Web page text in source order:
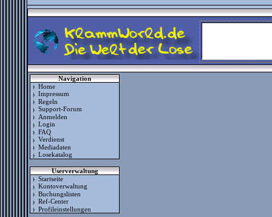
Navigation
Home
Impressum
Regeln
Support-Forum
Anmelden
Login
FAQ
Verdienst
Mediadaten
Losekatalog
Userverwaltung
Startseite
Kontoverwaltung
Buchungslisten
Ref-Center
Profileinstellungen